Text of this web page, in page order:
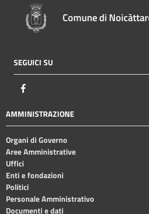
Comune di
SEGUICI SU
AMMINISTRAZIONE
Organi di Governo
Aree Amministrative
Uffici
Enti e fondazioni
Politici
Personale Amministrativo
Documenti e dati